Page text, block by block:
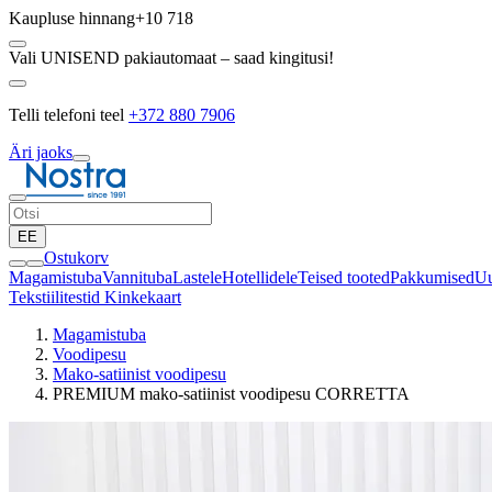
Kaupluse hinnang+10 718
Vali UNISEND pakiautomaat – saad kingitusi!
Telli telefoni teel +372 880 7906
Äri jaoks
EE
Ostukorv
MagamistubaVannitubaLasteleHotellideleTeised tootedPakkumised
Tekstiilitestid Kinkekaart
Magamistuba
Voodipesu
Mako-satiinist voodipesu
PREMIUM mako-satiinist voodipesu CORRETTA